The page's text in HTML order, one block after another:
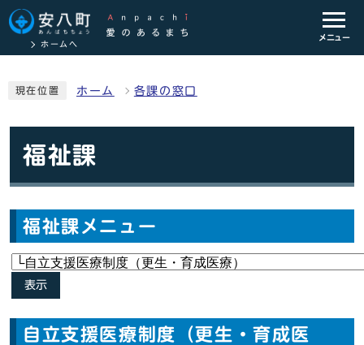
ホームへ
メニュー
現在位置 ホーム 各課の窓口
福祉課
福祉課メニュー
表示
自立支援医療制度（更生・育成医